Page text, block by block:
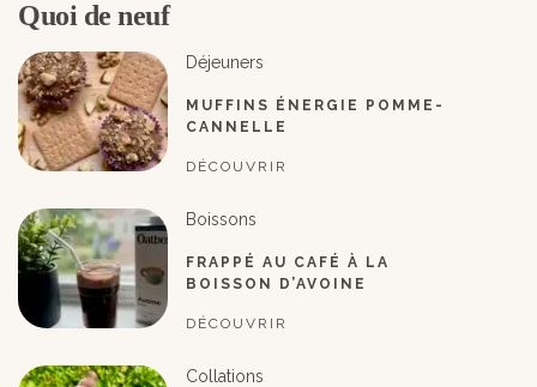
Quoi de neuf
Déjeuners
MUFFINS ÉNERGIE POMME-
CANNELLE
DÉCOUVRIR
Boissons
FRAPPÉ AU CAFÉ À LA
BOISSON D’AVOINE
DÉCOUVRIR
Collations